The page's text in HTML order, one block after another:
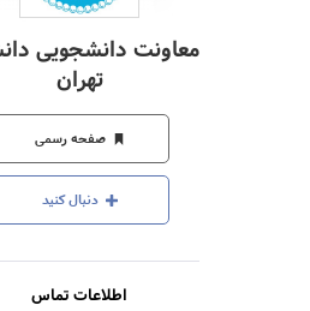
و
روابط
معاونت دانشجویی
تهران
صفحه رسمی
دنبال کنید
اطلاعات تماس